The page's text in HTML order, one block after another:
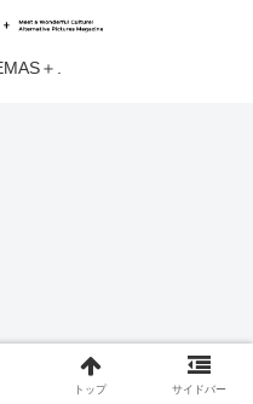
＋.
トップ サイドバー